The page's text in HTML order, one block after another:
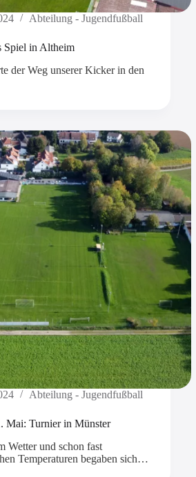
Abteilung - Jugendfußball
Spiel in Altheim
der Weg unserer Kicker in den
Abteilung - Jugendfußball
Mai: Turnier in Münster
Wetter und schon fast
Temperaturen begaben sich…